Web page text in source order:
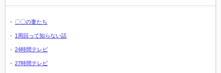
〇〇の妻たち
1周回って知らない話
24時間テレビ
27時間テレビ